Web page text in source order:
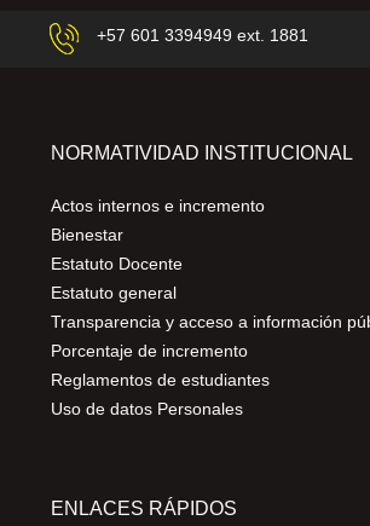
+57 601 3394949 ext. 1881
NORMATIVIDAD INSTITUCIONAL
Actos internos e incremento
Bienestar
Estatuto Docente
Estatuto general
Transparencia y acceso a información
Porcentaje de incremento
Reglamentos de estudiantes
Uso de datos Personales
ENLACES RÁPIDOS